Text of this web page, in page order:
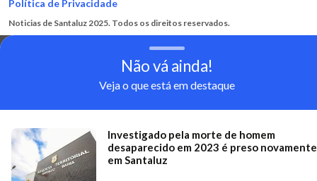
Política de Privacidade
Noticias de Santaluz 2025. Todos os direitos reservados.
Não vá ainda!
Veja o que está em destaque
Investigado pela morte de homem
desaparecido em 2023 é preso novamente
em Santaluz